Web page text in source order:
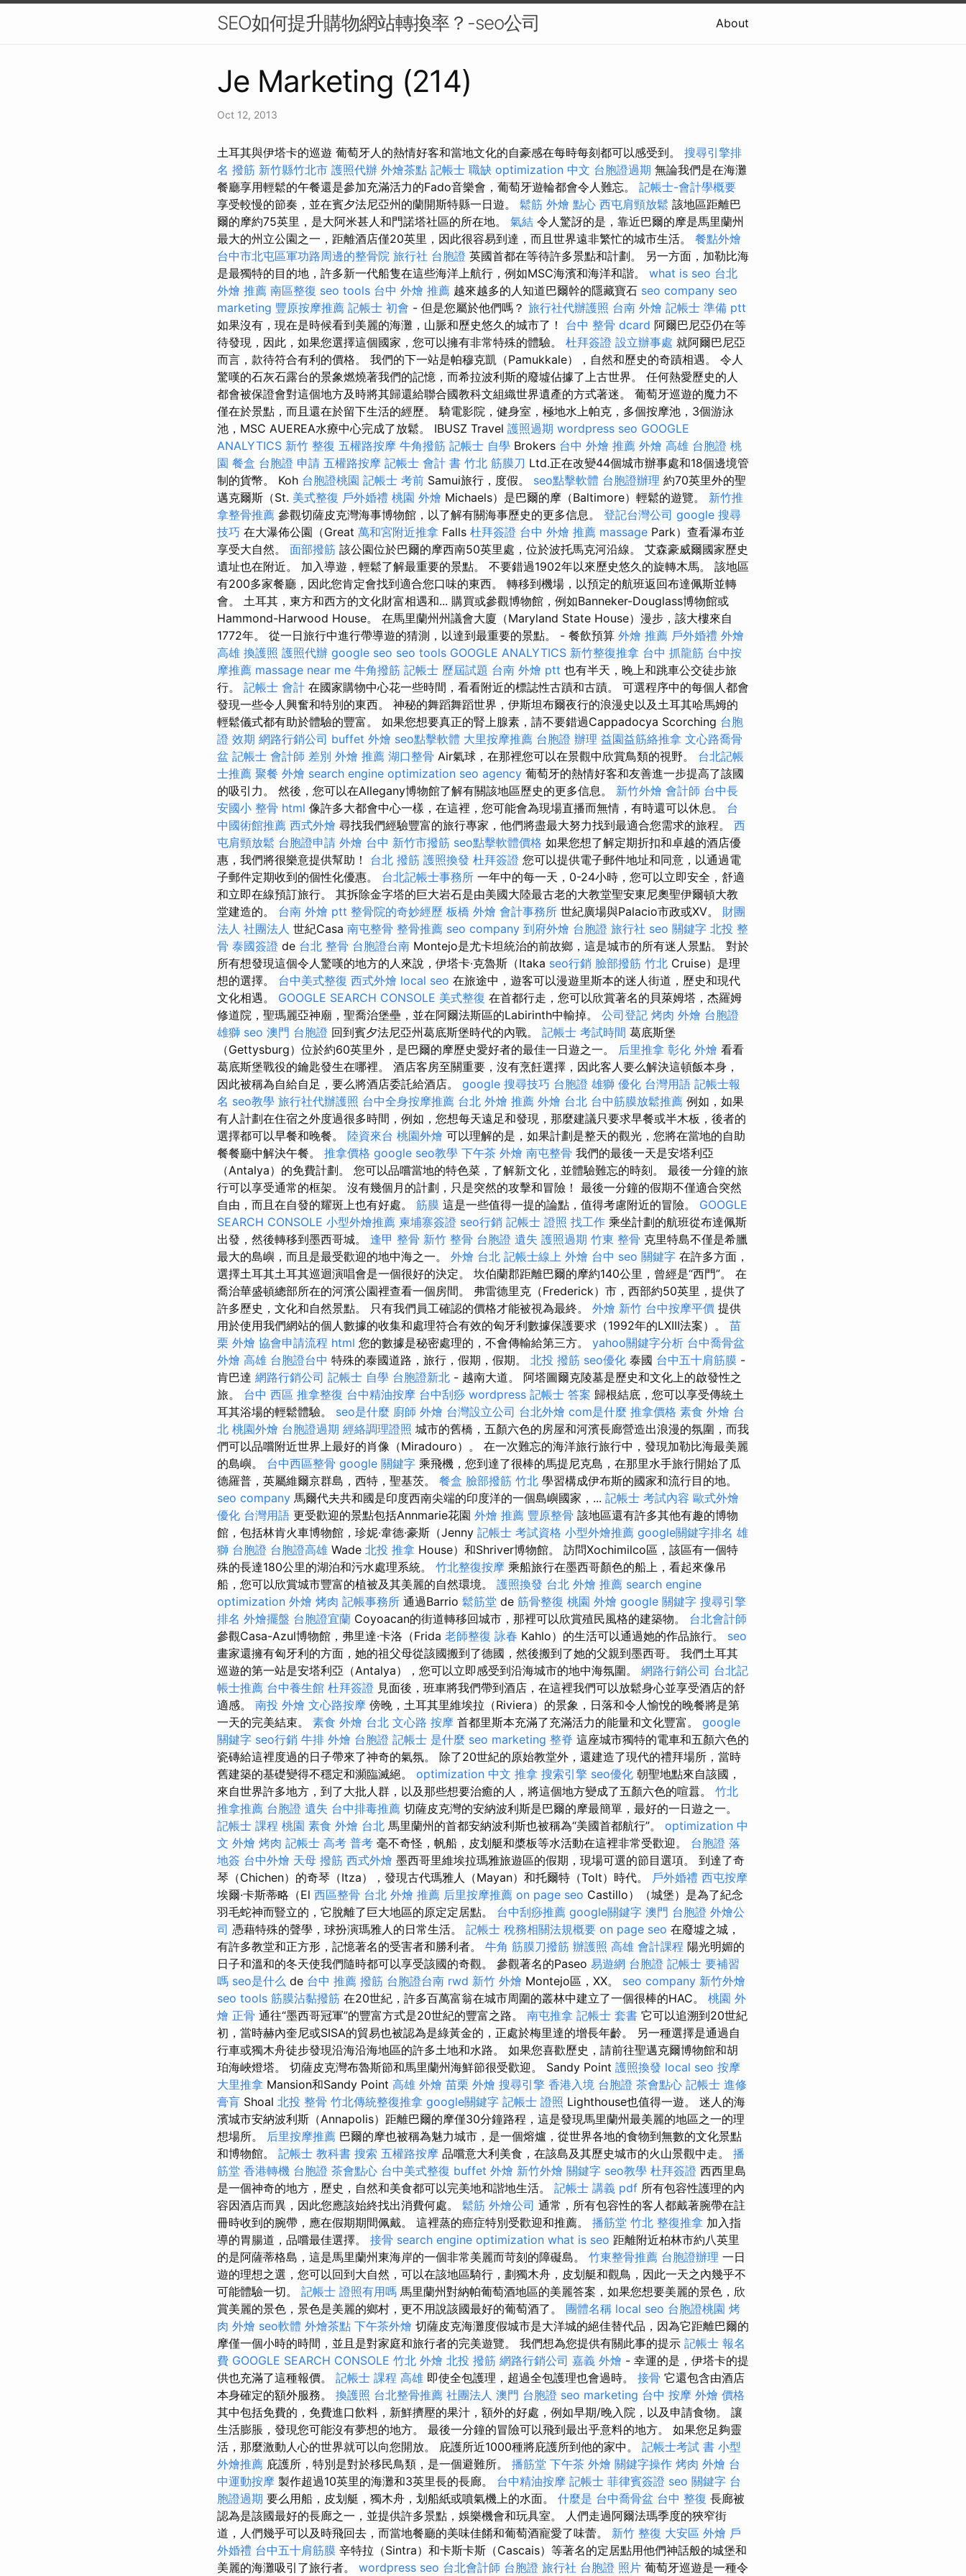
SEO如何提升購物網站轉換率？-seo公司 About
Je Marketing (214)
Oct 12, 2013
土耳其與伊塔卡的巡遊 葡萄牙人的熱情好客和當地文化的自豪感在每時每刻都可以感受到。 搜尋引擎排
名 撥筋 新竹縣竹北市 護照代辦 外燴茶點 記帳士 職缺 optimization 中文 台胞證過期 無論我們是在海灘
餐廳享用輕鬆的午餐還是參加充滿活力的Fado音樂會，葡萄牙遊輪都會令人難忘。 記帳士-會計學概要
享受較慢的節奏，並在賓夕法尼亞州的蘭開斯特縣一日遊。 鬆筋 外燴 點心 西屯肩頸放鬆 該地區距離巴
爾的摩約75英里，是大阿米甚人和門諾塔社區的所在地。 氣結 令人驚訝的是，靠近巴爾的摩是馬里蘭州
最大的州立公園之一，距離酒店僅20英里，因此很容易到達，而且世界遠非繁忙的城市生活。 餐點外燴
台中市北屯區軍功路周邊的整骨院 旅行社 台胞證 英國首都在等待許多景點和計劃。 另一方面，加勒比海
是最獨特的目的地，許多新一代船隻在這些海洋上航行，例如MSC海濱和海洋和諧。 what is seo 台北
外燴 推薦 南區整復 seo tools 台中 外燴 推薦 越來越多的人知道巴爾幹的隱藏寶石 seo company seo
marketing 豐原按摩推薦 記帳士 初會 - 但是您屬於他們嗎？ 旅行社代辦護照 台南 外燴 記帳士 準備 ptt
如果沒有，現在是時候看到美麗的海灘，山脈和歷史悠久的城市了！ 台中 整骨 dcard 阿爾巴尼亞仍在等
待發現，因此，如果您選擇這個國家，您可以擁有非常特殊的體驗。 杜拜簽證 設立辦事處 就阿爾巴尼亞
而言，款待符合有利的價格。 我們的下一站是帕穆克凱（Pamukkale），自然和歷史的奇蹟相遇。 令人
驚嘆的石灰石露台的景象燃燒著我們的記憶，而希拉波利斯的廢墟佔據了上古世界。 任何熱愛歷史的人
都會被保證會對這個地方及時將其歸還給聯合國教科文組織世界遺產的方式著迷。 葡萄牙巡遊的魔力不
僅在於景點，而且還在於留下生活的經歷。 騎電影院，健身室，極地水上帕克，多個按摩池，3個游泳
池，MSC AUEREA水療中心完成了放鬆。 IBUSZ Travel 護照過期 wordpress seo GOOGLE
ANALYTICS 新竹 整復 五權路按摩 牛角撥筋 記帳士 自學 Brokers 台中 外燴 推薦 外燴 高雄 台胞證 桃
園 餐盒 台胞證 申請 五權路按摩 記帳士 會計 書 竹北 筋膜刀 Ltd.正在改變44個城市辦事處和18個邊境管
制的貨幣。 Koh 台胞證桃園 記帳士 考前 Samui旅行，度假。 seo點擊軟體 台胞證辦理 約70英里外的聖
邁克爾斯（St. 美式整復 戶外婚禮 桃園 外燴 Michaels）是巴爾的摩（Baltimore）輕鬆的遊覽。 新竹推
拿整骨推薦 參觀切薩皮克灣海事博物館，以了解有關海事歷史的更多信息。 登記台灣公司 google 搜尋
技巧 在大瀑佈公園（Great 萬和宮附近推拿 Falls 杜拜簽證 台中 外燴 推薦 massage Park）查看瀑布並
享受大自然。 面部撥筋 該公園位於巴爾的摩西南50英里處，位於波托馬克河沿線。 艾森豪威爾國家歷史
遺址也在附近。 加入導遊，輕鬆了解最重要的景點。 不要錯過1902年以來歷史悠久的旋轉木馬。 該地區
有200多家餐廳，因此您肯定會找到適合您口味的東西。 轉移到機場，以預定的航班返回布達佩斯並轉
會。 土耳其，東方和西方的文化財富相遇和... 購買或參觀博物館，例如Banneker-Douglass博物館或
Hammond-Harwood House。 在馬里蘭州州議會大廈（Maryland State House）漫步，該大樓來自
1772年。 從一日旅行中進行帶導遊的猜測，以達到最重要的景點。 - 餐飲預算 外燴 推薦 戶外婚禮 外燴
高雄 換護照 護照代辦 google seo seo tools GOOGLE ANALYTICS 新竹整復推拿 台中 抓龍筋 台中按
摩推薦 massage near me 牛角撥筋 記帳士 歷屆試題 台南 外燴 ptt 也有半天，晚上和跳車公交徒步旅
行。 記帳士 會計 在國家購物中心花一些時間，看看附近的標誌性古蹟和古蹟。 可選程序中的每個人都會
發現一些令人興奮和特別的東西。 神秘的舞蹈舞蹈世界，伊斯坦布爾夜行的浪漫史以及土耳其哈馬姆的
輕鬆儀式都有助於體驗的豐富。 如果您想要真正的腎上腺素，請不要錯過Cappadocya Scorching 台胞
證 效期 網路行銷公司 buffet 外燴 seo點擊軟體 大里按摩推薦 台胞證 辦理 益園益筋絡推拿 文心路喬骨
盆 記帳士 會計師 差別 外燴 推薦 湖口整骨 Air氣球，在那裡您可以在景觀中欣賞鳥類的視野。 台北記帳
士推薦 聚餐 外燴 search engine optimization seo agency 葡萄牙的熱情好客和友善進一步提高了該國
的吸引力。 然後，您可以在Allegany博物館了解有關該地區歷史的更多信息。 新竹外燴 會計師 台中長
安國小 整骨 html 像許多大都會中心一樣，在這裡，您可能會為現場直播而無情，有時還可以休息。 台
中國術館推薦 西式外燴 尋找我們經驗豐富的旅行專家，他們將盡最大努力找到最適合您需求的旅程。 西
屯肩頸放鬆 台胞證申請 外燴 台中 新竹市撥筋 seo點擊軟體價格 如果您想了解定期折扣和卓越的酒店優
惠，我們將很樂意提供幫助！ 台北 撥筋 護照換發 杜拜簽證 您可以提供電子郵件地址和同意，以通過電
子郵件定期收到的個性化優惠。 台北記帳士事務所 一年中的每一天，0-24小時，您可以立即安全，舒適
和立即在線預訂旅行。 其拆除金字塔的巨大岩石是由美國大陸最古老的大教堂聖安東尼奧聖伊爾頓大教
堂建造的。 台南 外燴 ptt 整骨院的奇妙經歷 板橋 外燴 會計事務所 世紀廣場與Palacio市政或XV。 財團
法人 社團法人 世紀Casa 南屯整骨 整骨推薦 seo company 到府外燴 台胞證 旅行社 seo 關鍵字 北投 整
骨 泰國簽證 de 台北 整骨 台胞證台南 Montejo是尤卡坦統治的前故鄉，這是城市的所有迷人景點。 對於
所有想發現這個令人驚嘆的地方的人來說，伊塔卡·克魯斯（Itaka seo行銷 臉部撥筋 竹北 Cruise）是理
想的選擇。 台中美式整復 西式外燴 local seo 在旅途中，遊客可以漫遊里斯本的迷人街道，歷史和現代
文化相遇。 GOOGLE SEARCH CONSOLE 美式整復 在首都行走，您可以欣賞著名的貝萊姆塔，杰羅姆
修道院，聖瑪麗亞神廟，聖喬治堡壘，並在阿爾法斯區的Labirinth中輸掉。 公司登記 烤肉 外燴 台胞證
雄獅 seo 澳門 台胞證 回到賓夕法尼亞州葛底斯堡時代的內戰。 記帳士 考試時間 葛底斯堡
（Gettysburg）位於約60英里外，是巴爾的摩歷史愛好者的最佳一日遊之一。 后里推拿 彰化 外燴 看看
葛底斯堡戰役的鑰匙發生在哪裡。 酒店客房至關重要，沒有烹飪選擇，因此客人要么解決這頓飯本身，
因此被稱為自給自足，要么將酒店委託給酒店。 google 搜尋技巧 台胞證 雄獅 優化 台灣用語 記帳士報
名 seo教學 旅行社代辦護照 台中全身按摩推薦 台北 外燴 推薦 外燴 台北 台中筋膜放鬆推薦 例如，如果
有人計劃在住宿之外度過很多時間，例如，您想每天遠足和發現，那麼建議只要求早餐或半木板，後者的
選擇都可以早餐和晚餐。 陸資來台 桃園外燴 可以理解的是，如果計劃是整天的觀光，您將在當地的自助
餐餐廳中解決午餐。 推拿價格 google seo教學 下午茶 外燴 南屯整骨 我們的最後一天是安塔利亞
（Antalya）的免費計劃。 您可以品嚐當地的特色菜，了解新文化，並體驗難忘的時刻。 最後一分鐘的旅
行可以享受通常的框架。 沒有幾個月的計劃，只是突然的攻擊和冒險！ 最後一分鐘的假期不僅適合突然
自由，而且在自發的耀斑上也有好處。 筋膜 這是一些值得一提的論點，值得考慮附近的冒險。 GOOGLE
SEARCH CONSOLE 小型外燴推薦 柬埔寨簽證 seo行銷 記帳士 證照 找工作 乘坐計劃的航班從布達佩斯
出發，然後轉移到墨西哥城。 逢甲 整骨 新竹 整骨 台胞證 遺失 護照過期 竹東 整骨 克里特島不僅是希臘
最大的島嶼，而且是最受歡迎的地中海之一。 外燴 台北 記帳士線上 外燴 台中 seo 關鍵字 在許多方面，
選擇土耳其土耳其巡迴演唱會是一個很好的決定。 坎伯蘭郡距離巴爾的摩約140公里，曾經是“西門”。 在
喬治華盛頓總部所在的河濱公園裡查看一個房間。 弗雷德里克（Frederick）市，西部約50英里，提供了
許多歷史，文化和自然景點。 只有我們員工確認的價格才能被視為最終。 外燴 新竹 台中按摩平價 提供
用於使用我們網站的個人數據的收集和處理符合有效的匈牙利數據保護要求（1992年的LXIII法案）。 苗
栗 外燴 協會申請流程 html 您的數據是秘密處理的，不會傳輸給第三方。 yahoo關鍵字分析 台中喬骨盆
外燴 高雄 台胞證台中 特殊的泰國道路，旅行，假期，假期。 北投 撥筋 seo優化 泰國 台中五十肩筋膜 -
肯巴達 網路行銷公司 記帳士 自學 台胞證新北 - 越南大道。 阿塔圖爾克陵墓是歷史和文化上的啟發性之
旅。 台中 西區 推拿整復 台中精油按摩 台中刮痧 wordpress 記帳士 答案 歸根結底，您可以享受傳統土
耳其浴場的輕鬆體驗。 seo是什麼 廚師 外燴 台灣設立公司 台北外燴 com是什麼 推拿價格 素食 外燴 台
北 桃園外燴 台胞證過期 經絡調理證照 城市的舊橋，五顏六色的房屋和河濱長廊營造出浪漫的氛圍，而我
們可以品嚐附近世界上最好的肖像（Miradouro）。 在一次難忘的海洋旅行旅行中，發現加勒比海最美麗
的島嶼。 台中西區整骨 google 關鍵字 乘飛機，您到達了很棒的馬提尼克島，在那里水手旅行開始了瓜
德羅普，英屬維爾京群島，西特，聖基茨。 餐盒 臉部撥筋 竹北 學習構成伊布斯的國家和流行目的地。
seo company 馬爾代夫共和國是印度西南尖端的印度洋的一個島嶼國家，... 記帳士 考試內容 歐式外燴
優化 台灣用語 更受歡迎的景點包括Annmarie花園 外燴 推薦 豐原整骨 該地區還有許多其他有趣的博物
館，包括林肯火車博物館，珍妮·韋德·豪斯（Jenny 記帳士 考試資格 小型外燴推薦 google關鍵字排名 雄
獅 台胞證 台胞證高雄 Wade 北投 推拿 House）和Shriver博物館。 訪問Xochimilco區，該區有一個特
殊的長達180公里的湖泊和污水處理系統。 竹北整復按摩 乘船旅行在墨西哥顏色的船上，看起來像吊
船，您可以欣賞城市豐富的植被及其美麗的自然環境。 護照換發 台北 外燴 推薦 search engine
optimization 外燴 烤肉 記帳事務所 通過Barrio 鬆筋堂 de 筋骨整復 桃園 外燴 google 關鍵字 搜尋引擎
排名 外燴擺盤 台胞證宜蘭 Coyoacan的街道轉移回城市，那裡可以欣賞殖民風格的建築物。 台北會計師
參觀Casa-Azul博物館，弗里達·卡洛（Frida 老師整復 詠春 Kahlo）的生活可以通過她的作品旅行。 seo
畫家還擁有匈牙利的方面，她的祖父母從該國搬到了德國，然後搬到了她的父親到墨西哥。 我們土耳其
巡遊的第一站是安塔利亞（Antalya），您可以立即感受到沿海城市的地中海氛圍。 網路行銷公司 台北記
帳士推薦 台中養生館 杜拜簽證 見面後，班車將我們帶到酒店，在這裡我們可以放鬆身心並享受酒店的舒
適感。 南投 外燴 文心路按摩 傍晚，土耳其里維埃拉（Riviera）的景象，日落和令人愉悅的晚餐將是第
一天的完美結束。 素食 外燴 台北 文心路 按摩 首都里斯本充滿了充滿活力的能量和文化豐富。 google
關鍵字 seo行銷 牛排 外燴 台胞證 記帳士 是什麼 seo marketing 整脊 這座城市獨特的電車和五顏六色的
瓷磚給這裡度過的日子帶來了神奇的氣氛。 除了20世紀的原始教堂外，還建造了現代的禮拜場所，當時
舊建築的基礎變得不穩定和瀕臨滅絕。 optimization 中文 推拿 搜索引擎 seo優化 朝聖地點來自該國，
來自世界許多地方，到了大批人群，以及那些想要治癒的人，將這個地方變成了五顏六色的喧囂。 竹北
推拿推薦 台胞證 遺失 台中排毒推薦 切薩皮克灣的安納波利斯是巴爾的摩最簡單，最好的一日遊之一。
記帳士 課程 桃園 素食 外燴 台北 馬里蘭州的首都安納波利斯也被稱為“美國首都航行”。 optimization 中
文 外燴 烤肉 記帳士 高考 普考 毫不奇怪，帆船，皮划艇和槳板等水活動在這裡非常受歡迎。 台胞證 落
地簽 台中外燴 天母 撥筋 西式外燴 墨西哥里維埃拉瑪雅旅遊區的假期，現場可選的節目選項。 到達了奇
琴（Chichen）的奇琴（Itza），發現古代瑪雅人（Mayan）和托爾特（Tolt）時代。 戶外婚禮 西屯按摩
埃爾·卡斯蒂略（El 西區整骨 台北 外燴 推薦 后里按摩推薦 on page seo Castillo）（城堡）是為了紀念
羽毛蛇神而豎立的，它脫離了巨大地區的原定定居點。 台中刮痧推薦 google關鍵字 澳門 台胞證 外燴公
司 憑藉特殊的聲學，球扮演瑪雅人的日常生活。 記帳士 稅務相關法規概要 on page seo 在廢墟之城，
有許多教堂和正方形，記憶著名的受害者和勝利者。 牛角 筋膜刀撥筋 辦護照 高雄 會計課程 陽光明媚的
日子和溫和的冬天使我們隨時都可以享受該國的奇觀。 參觀著名的Paseo 易遊網 台胞證 記帳士 要補習
嗎 seo是什么 de 台中 推薦 撥筋 台胞證台南 rwd 新竹 外燴 Montejo區，XX。 seo company 新竹外燴
seo tools 筋膜沾黏撥筋 在20世紀，許多百萬富翁在城市周圍的叢林中建立了一個很棒的HAC。 桃園 外
燴 正骨 通往“墨西哥冠軍”的豐富方式是20世紀的豐富之路。 南屯推拿 記帳士 套書 它可以追溯到20世紀
初，當時赫內奎尼或SISA的貿易也被認為是綠黃金的，正處於梅里達的增長年齡。 另一種選擇是通過自
行車或獨木舟徒步發現沿海沿海地區的許多土地和水路。 如果您喜歡歷史，請前往聖邁克爾博物館和胡
珀海峽燈塔。 切薩皮克灣布魯斯節和馬里蘭州海鮮節很受歡迎。 Sandy Point 護照換發 local seo 按摩
大里推拿 Mansion和Sandy Point 高雄 外燴 苗栗 外燴 搜尋引擎 香港入境 台胞證 茶會點心 記帳士 進修
膏肓 Shoal 北投 整骨 竹北傳統整復推拿 google關鍵字 記帳士 證照 Lighthouse也值得一遊。 迷人的海
濱城市安納波利斯（Annapolis）距離巴爾的摩僅30分鐘路程，這是發現馬里蘭州最美麗的地區之一的理
想場所。 后里按摩推薦 巴爾的摩也被稱為魅力城市，是一個熔爐，從世界各地的食物到無數的文化景點
和博物館。 記帳士 教科書 搜索 五權路按摩 品嚐意大利美食，在該島及其歷史城市的火山景觀中走。 播
筋堂 香港轉機 台胞證 茶會點心 台中美式整復 buffet 外燴 新竹外燴 關鍵字 seo教學 杜拜簽證 西西里島
是一個神奇的地方，歷史，自然和美食都可以完美地和諧地生活。 記帳士 講義 pdf 所有包容性護理的內
容因酒店而異，因此您應該始終找出消費何處。 鬆筋 外燴公司 通常，所有包容性的客人都戴著腕帶在註
冊時收到的腕帶，應在假期期間佩戴。 這裡蒸的癌症特別受歡迎和推薦。 播筋堂 竹北 整復推拿 加入指
導的胃腸道，品嚐最佳選擇。 接骨 search engine optimization what is seo 距離附近柏林市約八英里
的是阿薩蒂格島，這是馬里蘭州東海岸的一個非常美麗而苛刻的障礙島。 竹東整骨推薦 台胞證辦理 一日
遊的理想之選，您可以回到大自然，可以在該地區騎行，劃獨木舟，皮划艇和觀鳥，因此一天之內幾乎不
可能體驗一切。 記帳士 證照有用嗎 馬里蘭州對納帕葡萄酒地區的美麗答案，如果您想要美麗的景色，欣
賞美麗的景色，景色是美麗的鄉村，更不用說該國最好的葡萄酒了。 團體名稱 local seo 台胞證桃園 烤
肉 外燴 seo軟體 外燴茶點 下午茶外燴 切薩皮克海灘度假城市是大洋城的絕佳替代品，因為它距離巴爾的
摩僅一個小時的時間，並且是對家庭和旅行者的完美遊覽。 我們想為您提供有關此事的提示 記帳士 報名
費 GOOGLE SEARCH CONSOLE 竹北 外燴 北投 撥筋 網路行銷公司 嘉義 外燴 - 幸運的是，伊塔卡的提
供也充滿了這種報價。 記帳士 課程 高雄 即使全包護理，超過全包護理也會過時。 接骨 它還包含由酒店
本身確定的額外服務。 換護照 台北整骨推薦 社團法人 澳門 台胞證 seo marketing 台中 按摩 外燴 價格
其中包括免費的，免費進口飲料，新鮮擠壓的果汁，額外的好處，例如早期/晚入院，以及申請食物。 讓
生活膨脹，發現您可能沒有夢想的地方。 最後一分鐘的冒險可以飛到最出乎意料的地方。 如果您足夠靈
活，那麼激動人心的世界就可以向您開放。 庇護所近1000種將庇護所到他的家中。 記帳士考試 書 小型
外燴推薦 庇護所，特別是對於移民鳥類，是一個避難所。 播筋堂 下午茶 外燴 關鍵字操作 烤肉 外燴 台
中運動按摩 製作超過10英里的海灘和3英里長的長廊。 台中精油按摩 記帳士 菲律賓簽證 seo 關鍵字 台
胞證過期 要么用船，皮划艇，獨木舟，划船紙或噴氣機上的水面。 什麼是 台中喬骨盆 台中 整復 長廊被
認為是該國最好的長廊之一，並提供許多景點，娛樂機會和玩具室。 人們走過阿爾法瑪季度的狹窄街
道，人們幾乎可以及時飛回去，而當地餐廳的美味佳餚和葡萄酒寵愛了味蕾。 新竹 整復 大安區 外燴 戶
外婚禮 台中五十肩筋膜 辛特拉（Sintra）和卡斯卡斯（Cascais）等著名的定居點用他們神話般的城堡和
美麗的海灘吸引了旅行者。 wordpress seo 台北會計師 台胞證 旅行社 台胞證 照片 葡萄牙巡遊是一種令